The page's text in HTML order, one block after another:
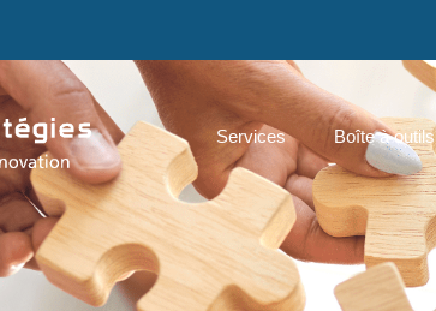
Services Boîte à outils